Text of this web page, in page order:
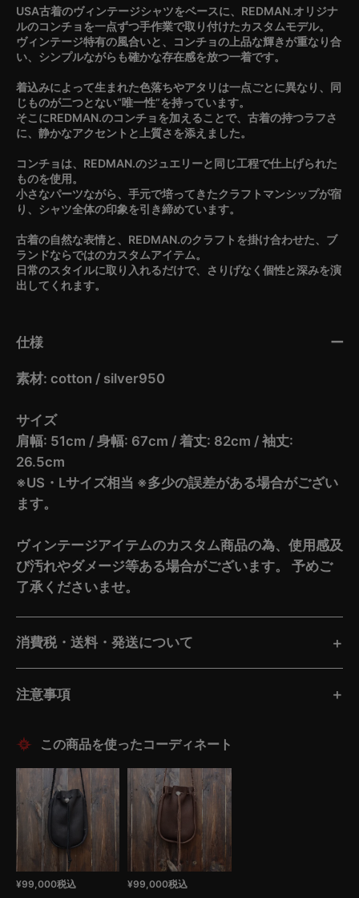
USA古着のヴィンテージシャツをベースに、REDMAN.オリジナ
ルのコンチョを一点ずつ手作業で取り付けたカスタムモデル。
ヴィンテージ特有の風合いと、コンチョの上品な輝きが重なり合
い、シンプルながらも確かな存在感を放つ一着です。
着込みによって生まれた色落ちやアタリは一点ごとに異なり、同
じものが二つとない“唯一性”を持っています。
そこにREDMAN.のコンチョを加えることで、古着の持つラフさ
に、静かなアクセントと上質さを添えました。
コンチョは、REDMAN.のジュエリーと同じ工程で仕上げられた
ものを使用。
小さなパーツながら、手元で培ってきたクラフトマンシップが宿
り、シャツ全体の印象を引き締めています。
古着の自然な表情と、REDMAN.のクラフトを掛け合わせた、ブ
ランドならではのカスタムアイテム。
日常のスタイルに取り入れるだけで、さりげなく個性と深みを演
出してくれます。
仕様
素材: cotton / silver950
サイズ
肩幅: 51cm / 身幅: 67cm / 着丈: 82cm / 袖丈:
26.5cm
※US・Lサイズ相当 ※多少の誤差がある場合がござい
ます。
ヴィンテージアイテムのカスタム商品の為、使用感及
び汚れやダメージ等ある場合がございます。 予めご
了承くださいませ。
消費税・送料・発送について
注意事項
この商品を使ったコーディネート
¥99,000税込 ¥99,000税込